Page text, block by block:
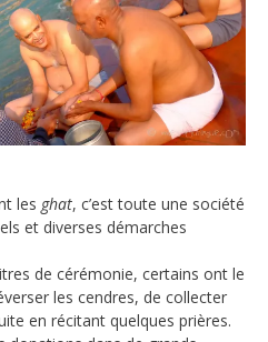
les ghat, c’est toute une société
et diverses démarches
de cérémonie, certains ont le
les cendres, de collecter
en récitant quelques prières.